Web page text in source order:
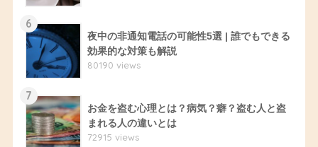
6
夜中の非通知電話の可能性5選 | 誰でもできる
効果的な対策も解説
80190 views
7
お金を盗む心理とは？病気？癖？盗む人と盗
まれる人の違いとは
72915 views